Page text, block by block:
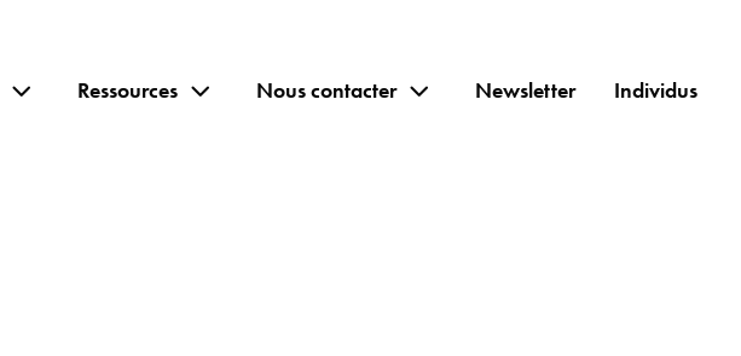
Ressources Nous contacter Newsletter Individus